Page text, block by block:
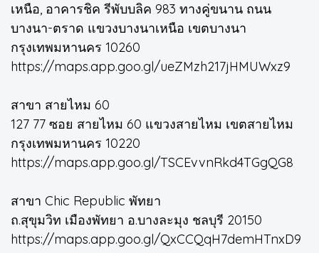
เหนือ, อาคารชิค รีพับบลิค 983 ทางคู่ขนาน ถนน
บางนา-ตราด แขวงบางนาเหนือ เขตบางนา
กรุงเทพมหานคร 10260
https://maps.app.goo.gl/ueZMzh217jHMUWxz9
สาขา สายไหม 60
127 77 ซอย สายไหม 60 แขวงสายไหม เขตสายไหม
กรุงเทพมหานคร 10220
https://maps.app.goo.gl/TSCEvvnRkd4TGgQG8
สาขา Chic Republic พัทยา
ถ.สุขุมวิท เมืองพัทยา อ.บางละมุง ชลบุรี 20150
https://maps.app.goo.gl/QxCCQqH7demHTnxD9